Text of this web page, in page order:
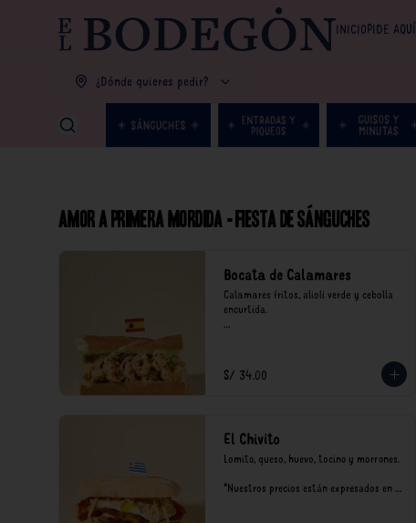
INICIOPIDE AQUÍ
¿Dónde quieres pedir?
Amor a primera mordida - Fiesta de Sánguches
Bocata de Calamares
Calamares fritos, alioli verde y cebolla
encurtida.
recargo al consumo.
S/ 34.00
El Chivito
Lomito, queso, huevo, tocino y morrones.
*Nuestros precios están expresados en